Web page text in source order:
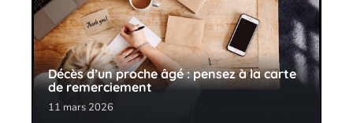
Décès d’un proche âgé : pensez à la carte
de remerciement
11 mars 2026